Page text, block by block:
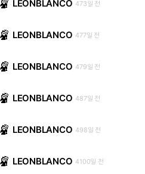
LEONBLANCO 473일 전
LEONBLANCO 477일 전
LEONBLANCO 479일 전
LEONBLANCO 487일 전
LEONBLANCO 498일 전
LEONBLANCO 4100일 전